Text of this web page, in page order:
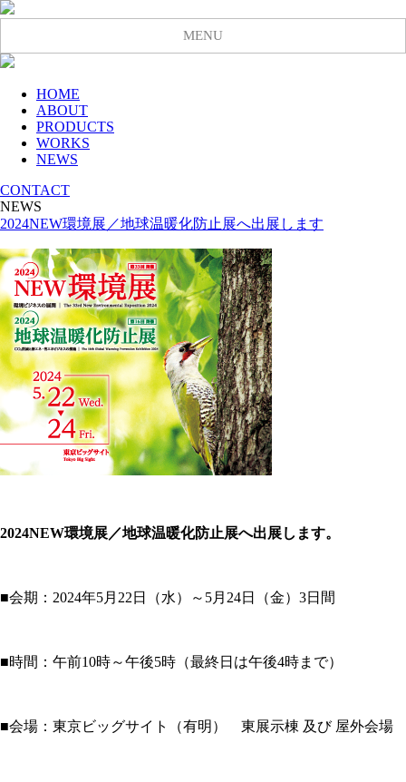
MENU
HOME
ABOUT
PRODUCTS
WORKS
NEWS
CONTACT
NEWS
2024NEW環境展／地球温暖化防止展へ出展します
2024NEW環境展／地球温暖化防止展へ出展します。
■会期：2024年5月22日（水）～5月24日（金）3日間
■時間：午前10時～午後5時（最終日は午後4時まで）
■会場：東京ビッグサイト（有明） 東展示棟 及び 屋外会場